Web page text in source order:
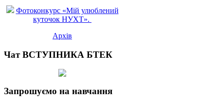
Фотоконкурс «Мій улюблений
куточок НУХТ».
Архів
Чат ВСТУПНИКА БТЕК
Запрошуємо на навчання